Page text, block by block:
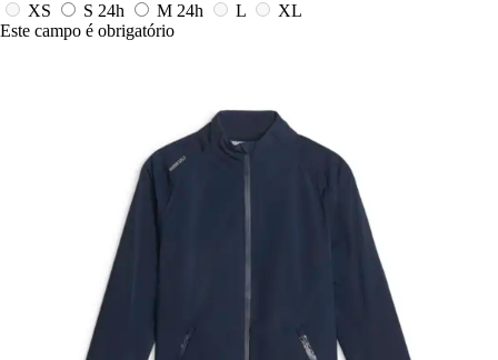
XS
S 24h M 24h L
XL
Este campo é obrigatório